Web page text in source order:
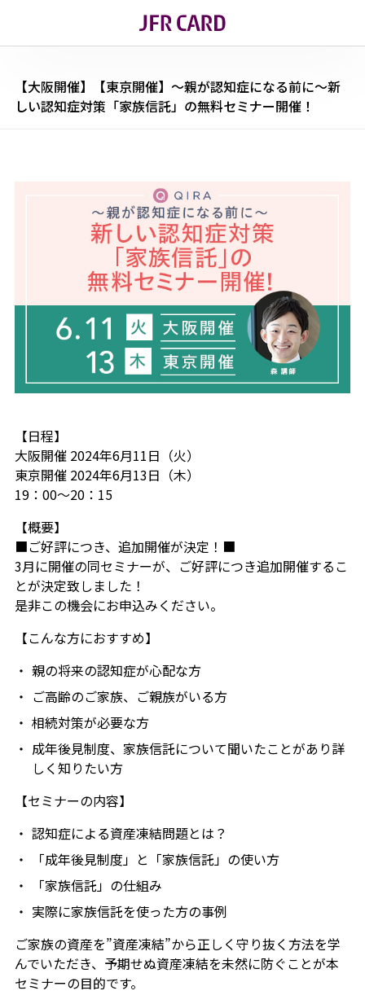
【大阪開催】【東京開催】～親が認知症になる前に～新
しい認知症対策「家族信託」の無料セミナー開催！
【日程】
大阪開催 2024年6月11日（火）
東京開催 2024年6月13日（木）
19：00～20：15
【概要】
■ご好評につき、追加開催が決定！■
3月に開催の同セミナーが、ご好評につき追加開催するこ
とが決定致しました！
是非この機会にお申込みください。
【こんな方におすすめ】
親の将来の認知症が心配な方
ご高齢のご家族、ご親族がいる方
相続対策が必要な方
成年後見制度、家族信託について聞いたことがあり詳
しく知りたい方
【セミナーの内容】
認知症による資産凍結問題とは？
「成年後見制度」と「家族信託」の使い方
「家族信託」の仕組み
実際に家族信託を使った方の事例
ご家族の資産を”資産凍結”から正しく守り抜く方法を学
んでいただき、予期せぬ資産凍結を未然に防ぐことが本
セミナーの目的です。